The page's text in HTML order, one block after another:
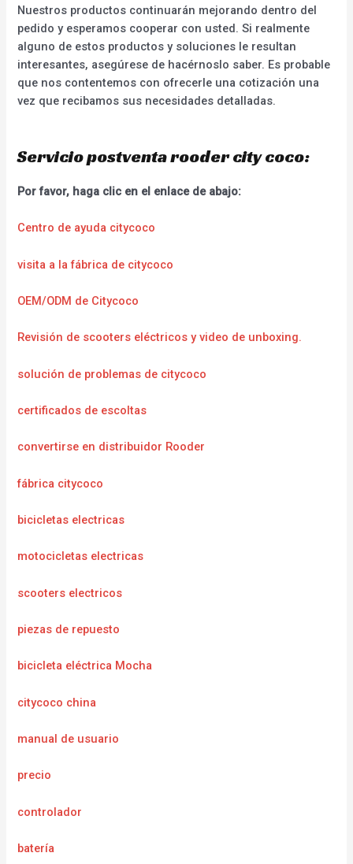
Nuestros productos continuarán mejorando dentro del
pedido y esperamos cooperar con usted. Si realmente
alguno de estos productos y soluciones le resultan
interesantes, asegúrese de hacérnoslo saber. Es probable
que nos contentemos con ofrecerle una cotización una
vez que recibamos sus necesidades detalladas.
Servicio postventa rooder city coco:
Por favor, haga clic en el enlace de abajo:
Centro de ayuda citycoco
visita a la fábrica de citycoco
OEM/ODM de Citycoco
Revisión de scooters eléctricos y video de unboxing.
solución de problemas de citycoco
certificados de escoltas
convertirse en distribuidor Rooder
fábrica citycoco
bicicletas electricas
motocicletas electricas
scooters electricos
piezas de repuesto
bicicleta eléctrica Mocha
citycoco china
manual de usuario
precio
controlador
batería